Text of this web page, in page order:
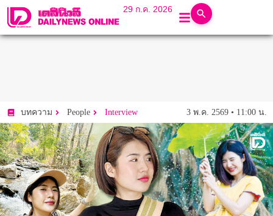
29 ก.ค. 2026
บทความ People Interview 3 พ.ค. 2569 • 11:00 น.